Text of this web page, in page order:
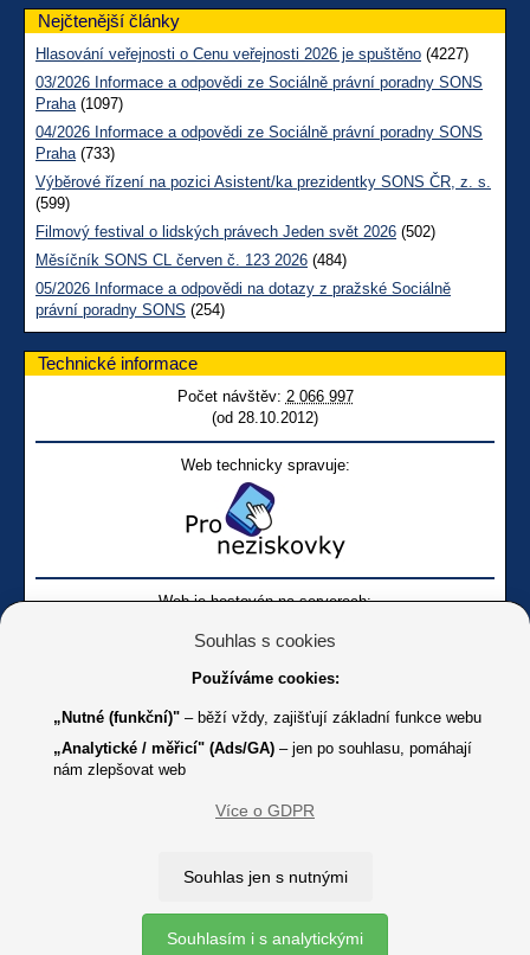
Nejčtenější články
Hlasování veřejnosti o Cenu veřejnosti 2026 je spuštěno (4227)
03/2026 Informace a odpovědi ze Sociálně právní poradny SONS
Praha(1097)
04/2026 Informace a odpovědi ze Sociálně právní poradny SONS
Praha(733)
Výběrové řízení na pozici Asistent/ka prezidentky SONS ČR, z. s.
(599)
Filmový festival o lidských právech Jeden svět 2026 (502)
Měsíčník SONS CL červen č. 123 2026 (484)
05/2026 Informace a odpovědi na dotazy z pražské Sociálně
právní poradny SONS (254)
Technické informace
Počet návštěv: 2 066 997
(od 28.10.2012)
Web technicky spravuje:
Web je hostován na serverech:
Online
Youtube SONS
K jakémukoliv užití textů a obrázků uvedených na tomto serveru je
Copyright © 2012 - 2026 SONS ČR, z. s.
Ochrana osobních údajů (GDPR)
Souhlas s cookies
Používáme cookies:
„Nutné (funkční)" – běží vždy, zajišťují základní funkce webu
„Analytické / měřicí" (Ads/GA) – jen po souhlasu, pomáhají
nám zlepšovat web
Více o GDPR
Souhlas jen s nutnými
Souhlasím i s analytickými